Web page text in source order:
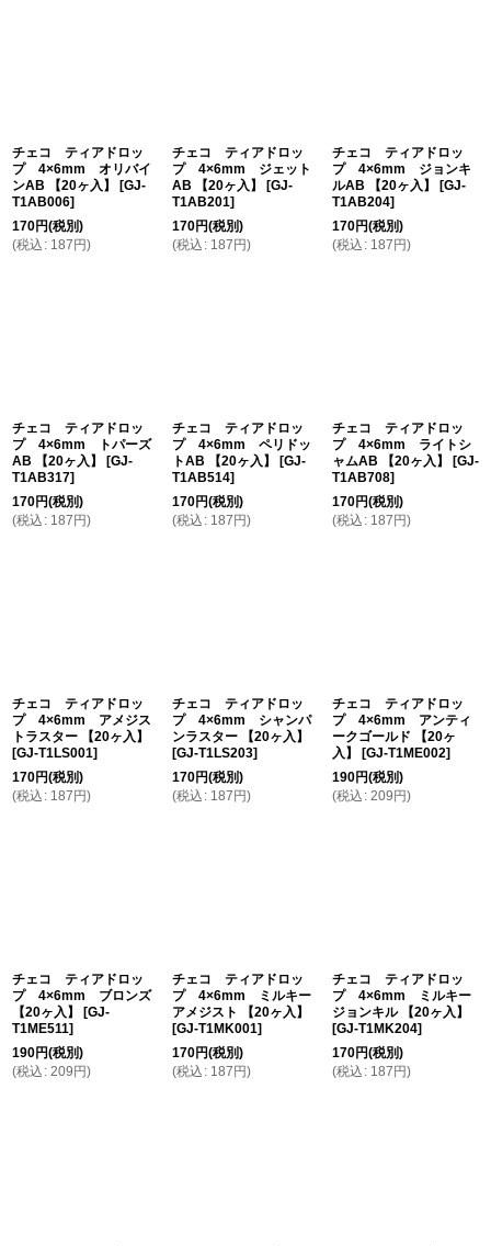
チェコ ティアドロッ
プ 4×6mm オリバイ
ンAB 【20ヶ入】
[GJ-
T1AB006]
170円(税別)
(税込 : 187 円)
チェコ ティアドロッ
プ 4×6mm ジェット
AB 【20ヶ入】
[GJ-
T1AB201]
170円(税別)
(税込 : 187 円)
チェコ ティアドロッ
プ 4×6mm ジョンキ
ルAB 【20ヶ入】
[GJ-
T1AB204]
170円(税別)
(税込 : 187 円)
チェコ ティアドロッ
プ 4×6mm トパーズ
AB 【20ヶ入】
[GJ-
T1AB317]
170円(税別)
(税込 : 187 円)
チェコ ティアドロッ
プ 4×6mm ペリドッ
トAB 【20ヶ入】
[GJ-
T1AB514]
170円(税別)
(税込 : 187 円)
チェコ ティアドロッ
プ 4×6mm ライトシ
ャムAB 【20ヶ入】
[GJ-
T1AB708]
170円(税別)
(税込 : 187 円)
チェコ ティアドロッ
プ 4×6mm アメジス
トラスター 【20ヶ入】
[GJ-T1LS001]
170円(税別)
(税込 : 187 円)
チェコ ティアドロッ
プ 4×6mm シャンパ
ンラスター 【20ヶ入】
[GJ-T1LS203]
170円(税別)
(税込 : 187 円)
チェコ ティアドロッ
プ 4×6mm アンティ
ークゴールド 【20ヶ
入】
[GJ-T1ME002]
190円(税別)
(税込 : 209 円)
チェコ ティアドロッ
プ 4×6mm ブロンズ
【20ヶ入】
[GJ-
T1ME511]
190円(税別)
(税込 : 209 円)
チェコ ティアドロッ
プ 4×6mm ミルキー
アメジスト 【20ヶ入】
[GJ-T1MK001]
170円(税別)
(税込 : 187 円)
チェコ ティアドロッ
プ 4×6mm ミルキー
ジョンキル 【20ヶ入】
[GJ-T1MK204]
170円(税別)
(税込 : 187 円)